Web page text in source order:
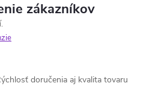
zákazníkov
doručenia aj kvalita tovaru